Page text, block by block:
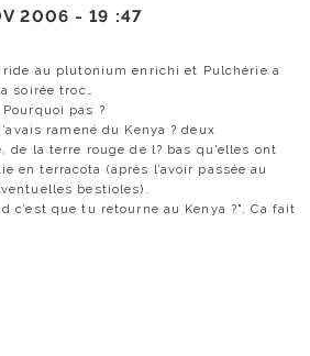
2006 -19 :47
au plutonium enrichi et Pulchérie a
soirée troc…
pas ?
ramené du Kenya ? deux
de la terre rouge de l? bas qu’elles ont
en terracota (après l’avoir passée au
bestioles).
c’est que tu retourne au Kenya ?". Ca fait